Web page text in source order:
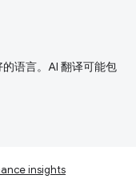
语言。AI 翻译可能包
insights